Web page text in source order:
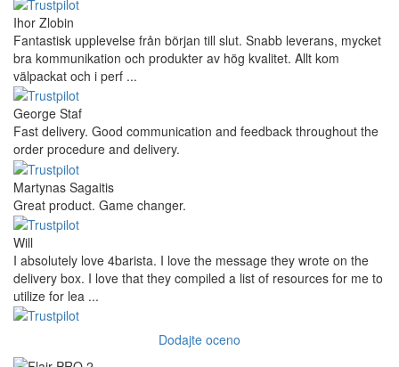
Ahmed Sherif
Excellent coffee grinder! The shipping was surprisingly fast, even
though I’m in Greece and the store is based in Romania/Austria.
The grinder feels ...
Danilo
Super schnelle Lieferung und tolles Produkt
Vaarg
Very nice - well done, will shop again for sure sometime in the
future!
Andrea Munari
Very good customer support and delivery.
Andreas
Very good experience shopping at 4Barista. I bought a ZP6
Special, and the order was well packaged, which eliminated any
worries about potential damag ...